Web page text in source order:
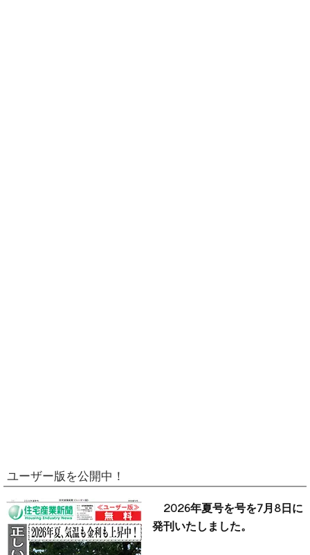
ユーザー版を公開中！
2026年夏号を号を7月8日に
発刊いたしました。